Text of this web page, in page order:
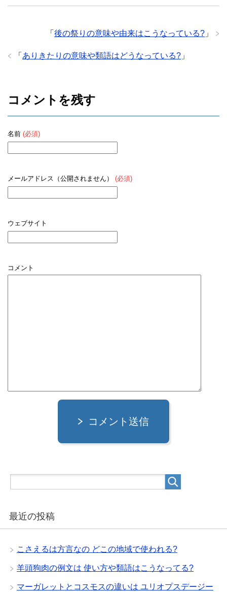
「 後の祭りの意味や由来はこうなっている? 」
「 ありきたりの意味や類語はどうなっている? 」
コメントを残す
名前 (必須)
メールアドレス（公開されません） (必須)
ウェブサイト
コメント
コメント送信
最近の投稿
こさえるは方言なの どこの地域で使われる?
羊頭狗肉の例文は 使い方や類語はこうなってる?
マーガレットとコスモスの違いは ユリオプスデージー